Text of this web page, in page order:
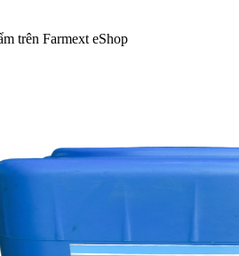
trên Farmext eShop